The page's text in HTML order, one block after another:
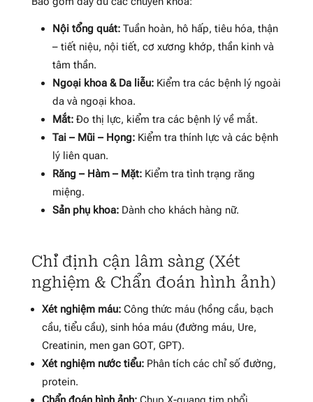
Nội tổng quát:Tuần hoàn, hô hấp, tiêu hóa, thận
– tiết niệu, nội tiết, cơ xương khớp, thần kinh và
tâm thần.
Ngoại khoa & Da liễu:Kiểm tra các bệnh lý ngoài
da và ngoại khoa.
Mắt:Đo thị lực, kiểm tra các bệnh lý về mắt.
Tai – Mũi – Họng:Kiểm tra thính lực và các bệnh
lý liên quan.
Răng – Hàm – Mặt:Kiểm tra tình trạng răng
miệng.
Sản phụ khoa:Dành cho khách hàng nữ.
Chỉ định cận lâm sàng (Xét
nghiệm & Chẩn đoán hình ảnh)
Xét nghiệm máu:Công thức máu (hồng cầu, bạch
cầu, tiểu cầu), sinh hóa máu (đường máu, Ure,
Creatinin, men gan GOT, GPT).
Xét nghiệm nước tiểu:Phân tích các chỉ số đường,
protein.